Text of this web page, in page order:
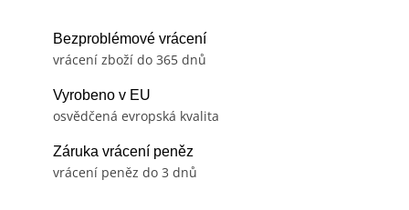
Bezproblémové vrácení
vrácení zboží do 365 dnů
Vyrobeno v EU
osvědčená evropská kvalita
Záruka vrácení peněz
vrácení peněz do 3 dnů